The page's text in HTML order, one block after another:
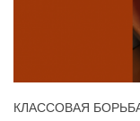
КЛАССОВАЯ